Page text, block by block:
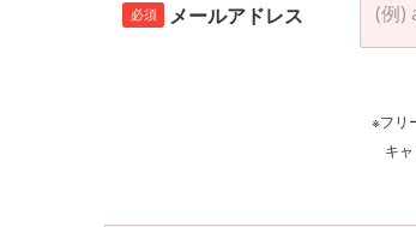
必須 メールアドレス
※フリ
キャリアメールの場合、ご